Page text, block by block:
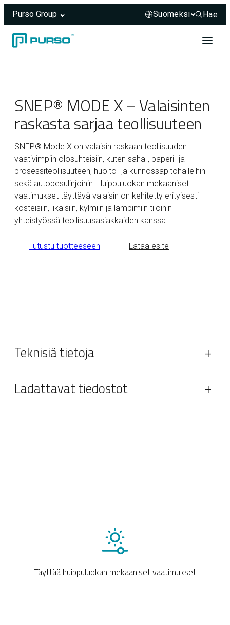
Purso Group
Hae
Hae
SNEP® MODE X – Valaisinten
raskasta sarjaa teollisuuteen
SNEP® Mode X on valaisin raskaan teollisuuden
vaativimpiin olosuhteisiin, kuten saha-, paperi- ja
prosessiteollisuuteen, huolto- ja kunnossapitohalleihin
sekä autopesulinjoihin. Huippuluokan mekaaniset
vaatimukset täyttävä valaisin on kehitetty erityisesti
kosteisiin, likaisiin, kylmiin ja lämpimiin tiloihin
yhteistyössä teollisuusasiakkaiden kanssa.
Tutustu tuotteeseen Lataa esite
Teknisiä tietoja
+
Ladattavat tiedostot
+
Täyttää huippuluokan mekaaniset vaatimukset